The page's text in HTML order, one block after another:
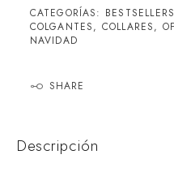
CATEGORÍAS: BESTSELLERS
COLGANTES, COLLARES,
NAVIDAD
SHARE
Descripción